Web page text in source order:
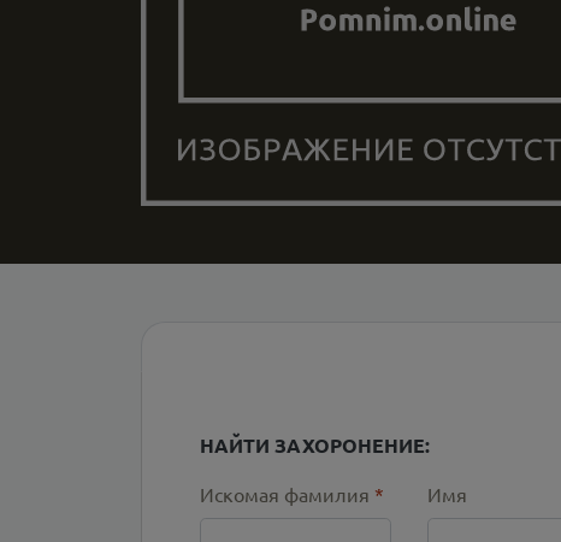
НАЙТИ ЗАХОРОНЕНИЕ:
Искомая фамилия * Имя